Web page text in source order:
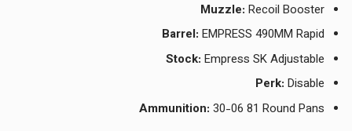
Muzzle: Recoil Booster
Barrel: EMPRESS 490MM Rapid
Stock: Empress SK Adjustable
Perk: Disable
Ammunition: 30-06 81 Round Pans